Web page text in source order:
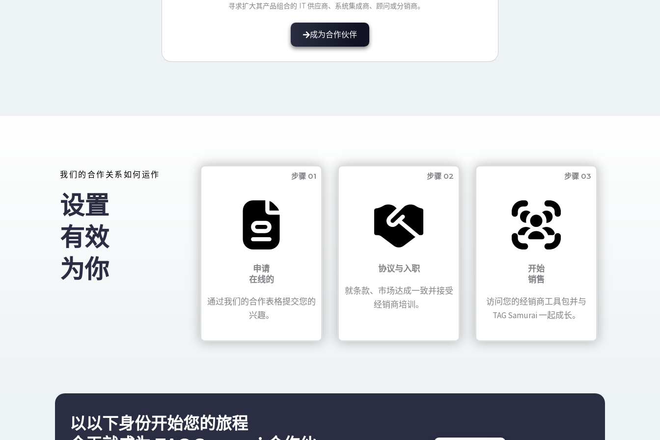
寻求扩大其产品组合的 IT 供应商、系统集成商、顾问或分销商。
成为合作伙伴
我们的合作关系如何运作
设置
有效
为你
步骤 01
申请
在线的
通过我们的合作表格提交您的
兴趣。
步骤 02
协议与入职
就条款、市场达成一致并接受
经销商培训。
步骤 03
开始
销售
访问您的经销商工具包并与
TAG Samurai 一起成长。
以以下身份开始您的旅程